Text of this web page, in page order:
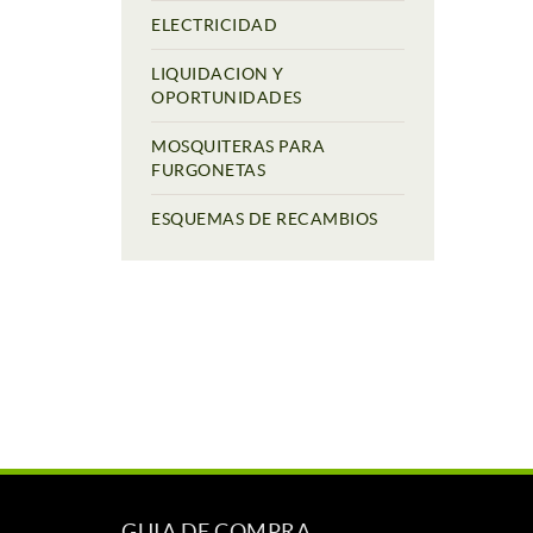
ELECTRICIDAD
LIQUIDACION Y
OPORTUNIDADES
MOSQUITERAS PARA
FURGONETAS
ESQUEMAS DE RECAMBIOS